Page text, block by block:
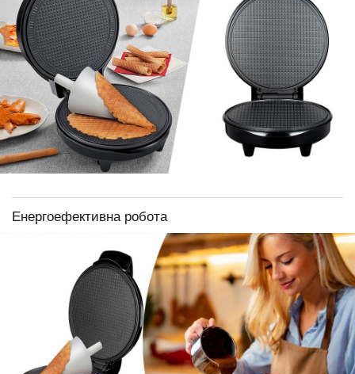
Енергоефективна робота